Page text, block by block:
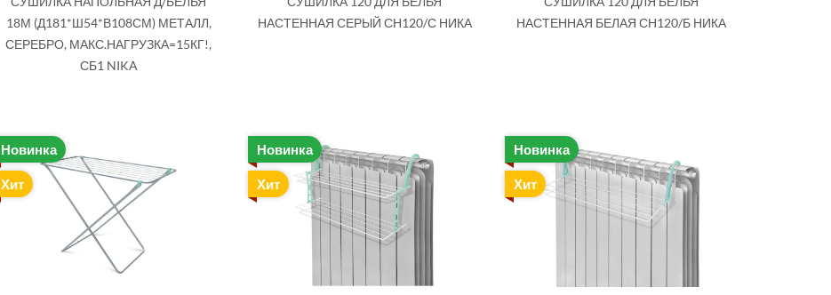
18М (Д181*Ш54*В108СМ) МЕТАЛЛ,
СЕРЕБРО, МАКС.НАГРУЗКА=15КГ!,
СБ1 NIKA
НАСТЕННАЯ СЕРЫЙ СН120/С НИКА
НАСТЕННАЯ БЕЛАЯ СН120/Б НИКА
Новинка
Хит
Новинка
Хит
Новинка
Хит